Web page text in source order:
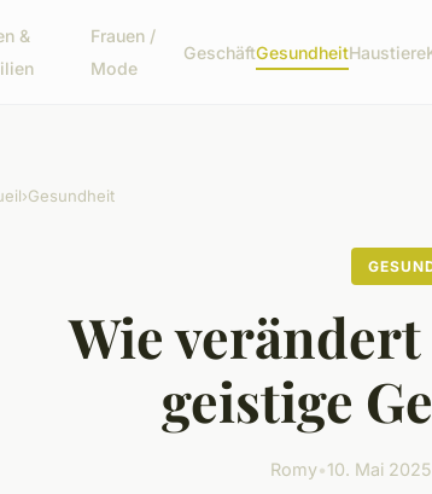
&
Frauen /
Mode
GeschäftGesundheitHaustiere
›Gesundheit
Wie
geistige
Romy•10. Mai 2025